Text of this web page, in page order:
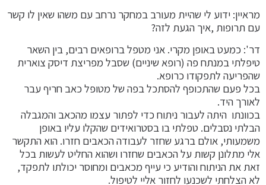
מראיין: ידוע לי שהיית מעורב במחקר נרחב עם משהו שאין לו קשר
עם תרופות ,איך הגעת לזה?
דר': כמעט באופן מקרי. אני מטפל ברופאים רבים, בין השאר
טיפלתי במנתח פה (רופא שיניים) שסבל מפריצת דיסק צוארית
שהפריעה לתפקודו כרופא.
בכל פעם שהתכופף להסתכל בפה של מטופל כאב חריף עבר
לאורך היד.
בכוונתו היתה לעבור ניתוח כדי לפתור עצמו מהכאב והמגבלה
הבלתי נסבלים. טפלתי בו בסטרואידים שהקלו עליו באופן
משמעותי, אולם ברגע שחזר לעבודה הכאבים חזרו. הוא התקשר
אלי מתלונן קשות על הכאבים שחזרו ושהוא החליט לעשות בכל
זאת את הניתוח והודיע כי עייף מכאבים ומחוסר יכולתו לתפקד,
לא הצלחתי לשכנעו לחזור אליי לטיפול.